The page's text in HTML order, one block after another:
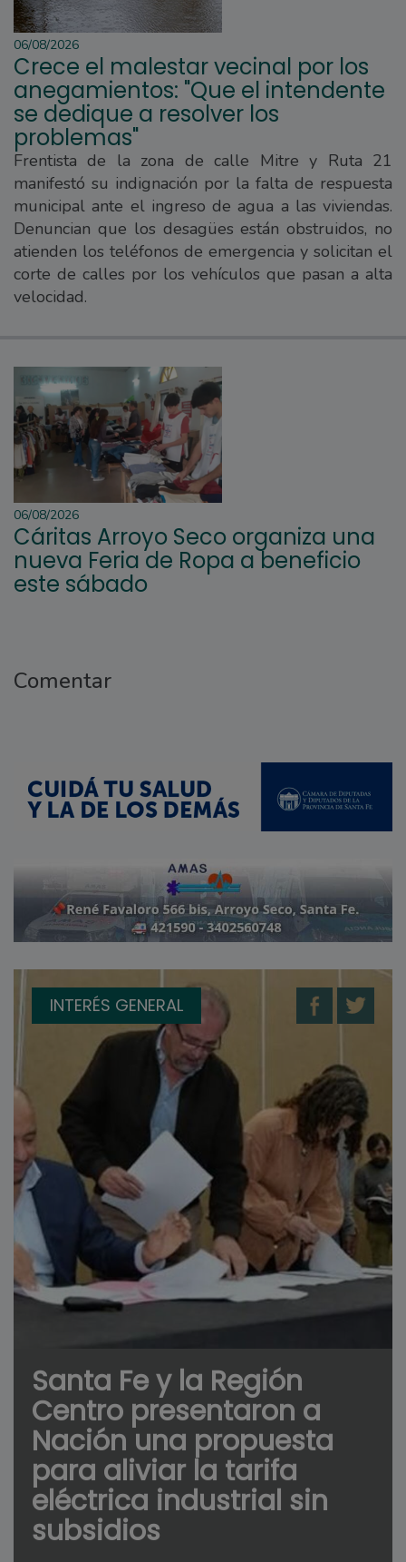
06/08/2026
Crece el malestar vecinal por los
anegamientos: "Que el intendente
se dedique a resolver los
problemas"
Frentista de la zona de calle Mitre y Ruta 21
manifestó su indignación por la falta de respuesta
municipal ante el ingreso de agua a las viviendas.
Denuncian que los desagües están obstruidos, no
atienden los teléfonos de emergencia y solicitan el
corte de calles por los vehículos que pasan a alta
velocidad.
06/08/2026
Cáritas Arroyo Seco organiza una
nueva Feria de Ropa a beneficio
este sábado
Comentar
INTERÉS GENERAL
Santa Fe y la Región
Centro presentaron a
Nación una propuesta
para aliviar la tarifa
eléctrica industrial sin
subsidios